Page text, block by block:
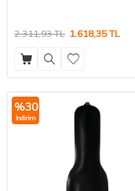
2.311,93TL 1.618,35TL
%30
İndirim